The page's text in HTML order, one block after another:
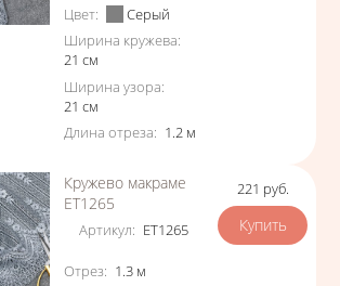
Цвет:
Серый
Ширина кружева:
21 см
Ширина узора:
21 см
Длина отреза: 1.2 м
Кружево макраме
ЕТ1265
Артикул: ЕТ1265
Характеристики
Отрез: 1.3 м
Цена
221 руб.